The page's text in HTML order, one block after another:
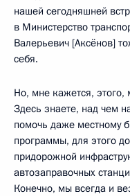
нашей сегодняшней
в Министерство
Валерьевич [Аксёнов]
себя.
Но, мне кажется, этого,
Здесь знаете, над чем
помочь даже местному
программы, для этого
придорожной
автозаправочных
Конечно, мы всегда и